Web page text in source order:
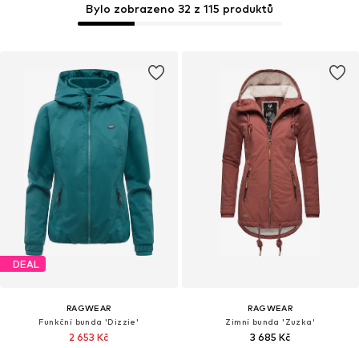
Bylo zobrazeno 32 z 115 produktů
DEAL
RAGWEAR
Funkční bunda 'Dizzie'
2 653 Kč
RAGWEAR
Zimní bunda 'Zuzka'
3 685 Kč